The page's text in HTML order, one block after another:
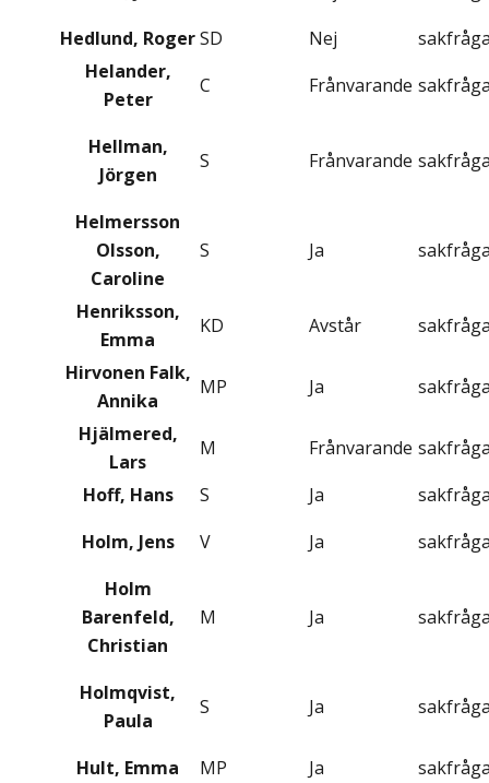
Hedlund, RogerSD Nej
Helander,
Peter
C Frånvarande
Hellman,
Jörgen
S Frånvarande
Helmersson
Olsson,
Caroline
S Ja
Henriksson,
Emma
KD Avstår
Hirvonen Falk,
Annika
MP Ja
Hjälmered,
Lars
M Frånvarande
Hoff, Hans
S Ja
Holm, Jens
V Ja
Holm
Barenfeld,
Christian
M Ja
Holmqvist,
Paula
S Ja
Hult, Emma MP Ja